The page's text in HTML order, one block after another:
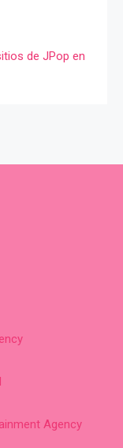
Agency